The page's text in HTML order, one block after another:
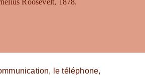
Roosevelt, 1878.
le téléphone,